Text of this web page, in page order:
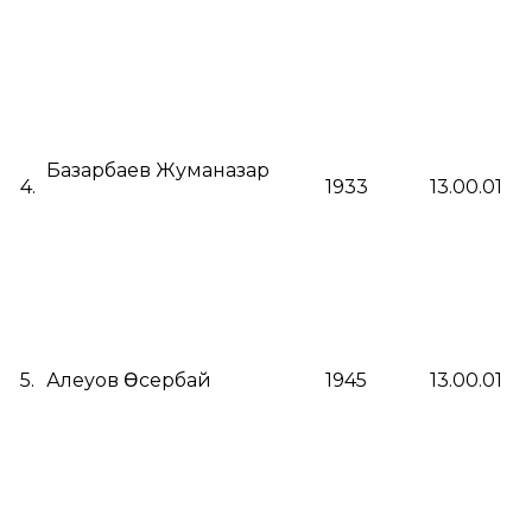
4.
Базарбаев Жуманазар
1933 13.00.01
5. Алеуов ϴсербай 1945 13.00.01